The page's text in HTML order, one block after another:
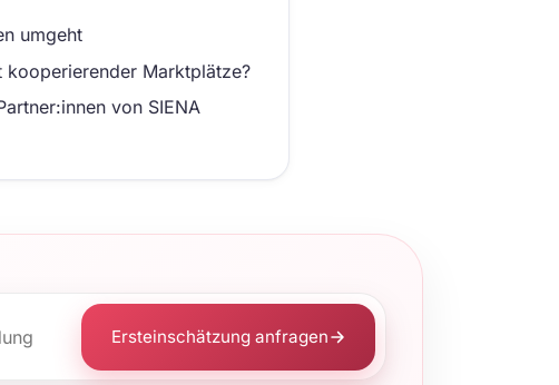
umgeht
kooperierender Marktplätze?
von SIENA
Ersteinschätzung anfragen